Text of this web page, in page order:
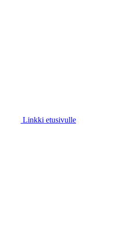
Linkki etusivulle